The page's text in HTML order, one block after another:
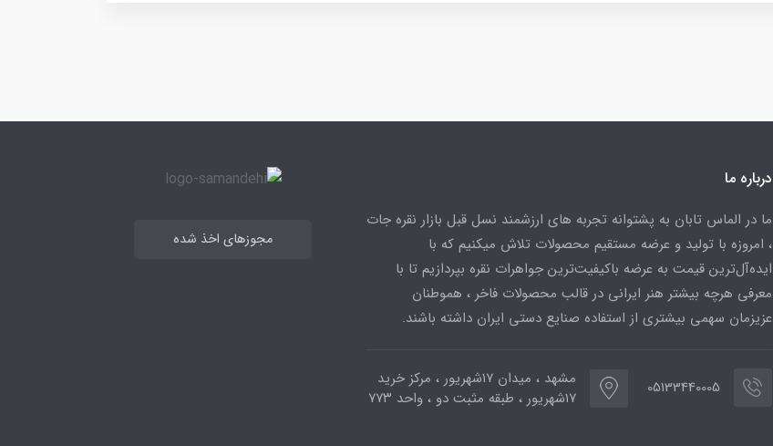
درباره ما
ما در الماس تابان به پشتوانه تجربه های ارزشمند نسل قبل بازار نقره جات
، امروزه با تولید و عرضه مستقیم محصولات تلاش میکنیم که با
ایده‌آل‌ترین قیمت به عرضه باکیفیت‌ترین جواهرات نقره بپردازیم تا با
معرفی هرچه بیشتر هنر ایرانی در قالب محصولات فاخر ، هموطنان
عزیزمان سهمی بیشتری از استفاده صنایع دستی ایران داشته باشند.
05133440005
مشهد ، میدان ۱۷شهریور ، مرکز خرید
۱۷شهریور ، طبقه مثبت دو ، واحد ۷۷۳
مجوزهای اخذ شده